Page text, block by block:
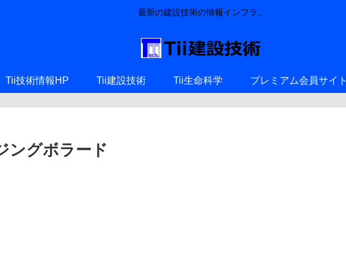
最新の建設技術の情報インフラ。
Tii技術情報HP Tii建設技術 Tii生命科学 プレミアム会員サイト
ングボラード